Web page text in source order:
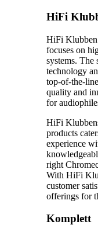
HiFi
HiFi Klubben
focuses on
systems. The
technology
top-of-the-
quality and
for
HiFi
products
experience
right
With HiFi
customer
offerings for
Komplett